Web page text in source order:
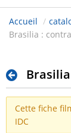
Accueil /
Brasilia :
Cette fiche
IDC